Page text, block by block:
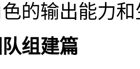
的输出能力
组建篇